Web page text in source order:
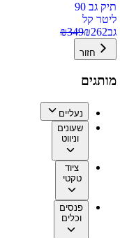
תיק גב 90
ליטר קל
גב
₪262
₪349
חזור
מותגים
נעליים
שעונים
וניווט
ציוד
טקטי
פנסים
וכלים